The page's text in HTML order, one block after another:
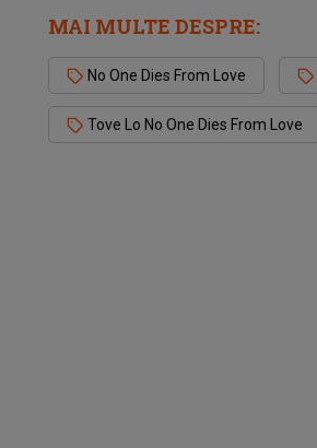
MAI MULTE DESPRE:
No One Dies From Love
Tove Lo No One Dies From Love